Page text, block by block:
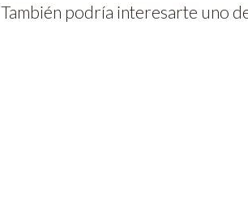
También podría interesarte uno